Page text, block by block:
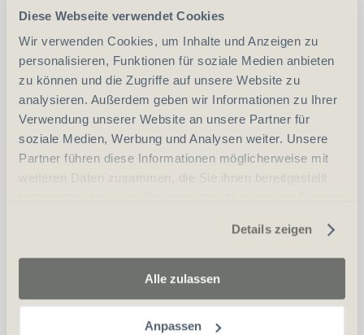
Diese Webseite verwendet Cookies
Wir verwenden Cookies, um Inhalte und Anzeigen zu
personalisieren, Funktionen für soziale Medien anbieten
zu können und die Zugriffe auf unsere Website zu
analysieren. Außerdem geben wir Informationen zu Ihrer
Verwendung unserer Website an unsere Partner für
soziale Medien, Werbung und Analysen weiter. Unsere
Partner führen diese Informationen möglicherweise mit
weiteren Daten zusammen, die Sie ihnen bereitgestellt
Details zeigen
Alle zulassen
Anpassen
vergleichen
- +
In den Warenkorb